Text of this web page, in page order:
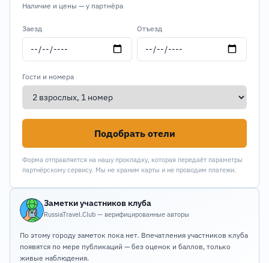
Наличие и цены — у партнёра
Заезд Отъезд
Гости и номера
Подобрать отели
Форма отправляется на нашу прокладку, которая передаёт параметры
партнёрскому сервису. Мы не храним карты и не проводим платежи.
Заметки участников клуба
RussiaTravel.Club — верифицированные авторы
По этому городу заметок пока нет. Впечатления участников клуба
появятся по мере публикаций — без оценок и баллов, только
живые наблюдения.